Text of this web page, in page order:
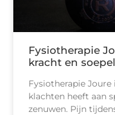
Fysiotherapie
kracht en
Fysiotherapie
klachten heeft aan
zenuwen. Pijn